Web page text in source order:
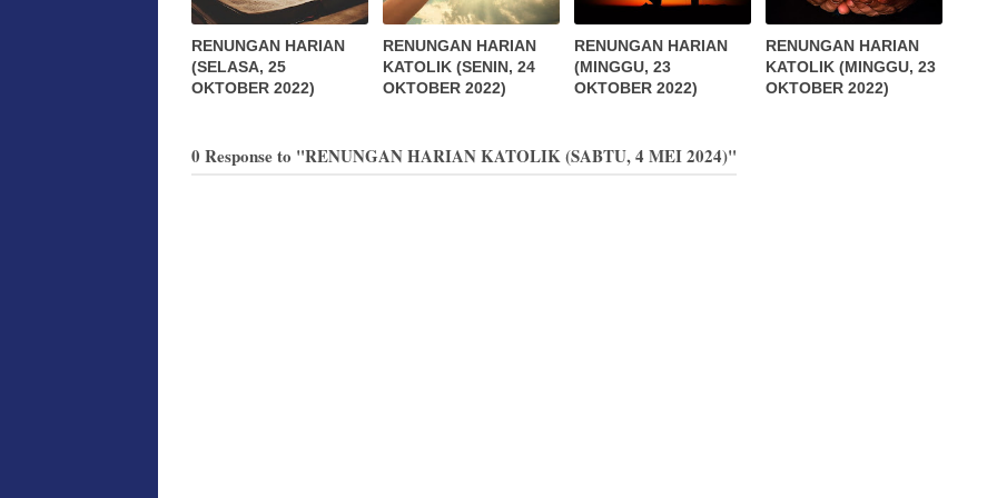
RENUNGAN HARIAN
(SELASA, 25
OKTOBER 2022)
RENUNGAN HARIAN
KATOLIK (SENIN, 24
OKTOBER 2022)
RENUNGAN HARIAN
(MINGGU, 23
OKTOBER 2022)
RENUNGAN HARIAN
KATOLIK (MINGGU, 23
OKTOBER 2022)
0 Response to "RENUNGAN HARIAN KATOLIK (SABTU, 4 MEI 2024)"